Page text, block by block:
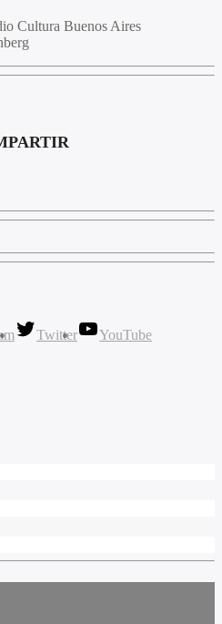
Cultura Buenos Aires
Twitter
YouTube